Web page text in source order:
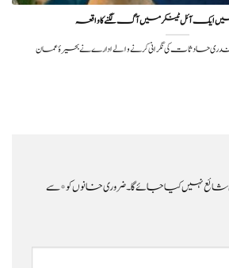
ایک آئل ٹینکر میں آگ لگنے کا واقعہ
نہیں کیا جائے گا۔ضروری خانوں کو*سے